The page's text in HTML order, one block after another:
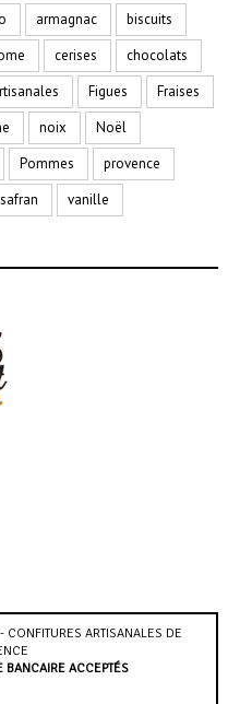
armagnac
biscuits
cerises
chocolats
Figues
Fraises
noix
Noël
Pommes
provence
safran vanille
ARTISANALES DE
BANCAIRE ACCEPTÉS